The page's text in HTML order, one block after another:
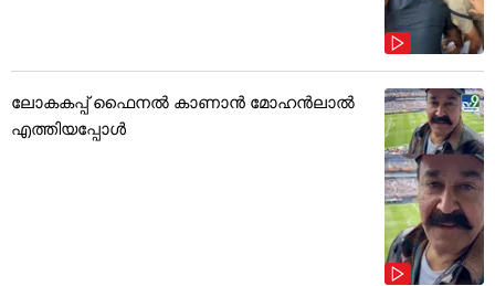
ലോകകപ്പ് ഫൈനൽ കാണാൻ മോഹൻലാൽ
എത്തിയപ്പോൾ